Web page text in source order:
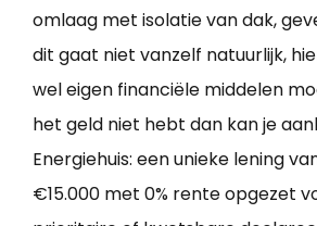
omlaag met isolatie van dak,
dit gaat niet vanzelf natuurlijk,
wel eigen financiële middelen
het geld niet hebt dan kan je
Energiehuis: een unieke lening
€15.000 met 0% rente opgezet